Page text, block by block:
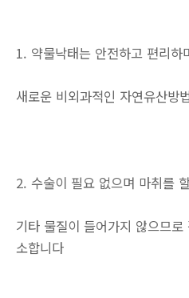
1. 약물낙태는 안전하고 편리하
새로운 비외과적인 자연유산방
2. 수술이 필요 없으며 마취를
기타 물질이 들어가지 않으므
소합니다